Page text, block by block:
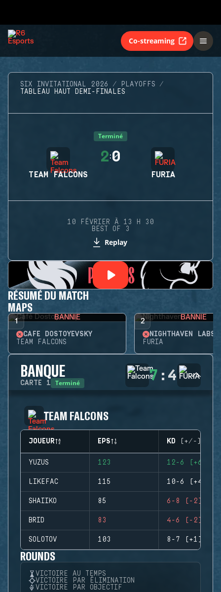
Co-streaming
SIX INVITATIONAL 2026
PLAYOFFS
TABLEAU HAUT DEMI-FINALES
Terminé
TEAM FALCONS
2:0
FURIA
10 FÉVRIER À 13 H 30
BEST OF 3
Replay
RÉSUMÉ DU MATCH
MAPS
1 BANNIE
CAFÉ DOSTOYEVSKY
TEAM FALCONS
2 BANNIE
NIGHTHAVEN LABS
FURIA
BANQUE
CARTE 1 Terminé 7 : 4
TEAM FALCONS
JOUEUR EPS KD (+/-)
YUZUS 123 12-6 (+6)
LIKEFAC 115 10-6 (+4)
SHAIIKO 85 6-8 (-2)
BRID 83 4-6 (-2)
SOLOTOV 103 8-7 (+1)
ROUNDS
VICTOIRE AU TEMPS
VICTOIRE PAR ÉLIMINATION
VICTOIRE PAR OBJECTIF